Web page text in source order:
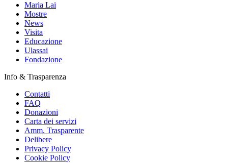
Maria Lai
Mostre
News
Visita
Educazione
Ulassai
Fondazione
Info & Trasparenza
Contatti
FAQ
Donazioni
Carta dei servizi
Amm. Trasparente
Delibere
Privacy Policy
Cookie Policy